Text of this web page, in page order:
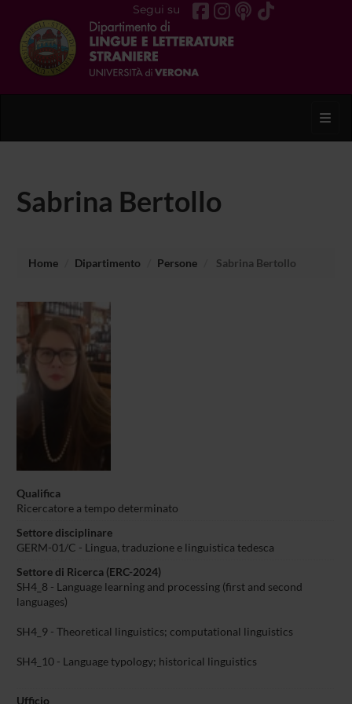
Segui su
Sabrina Bertollo
Home Dipartimento Persone Sabrina Bertollo
Qualifica
Ricercatore a tempo determinato
Settore disciplinare
GERM-01/C - Lingua, traduzione e linguistica tedesca
Settore di Ricerca (ERC-2024)
SH4_8 - Language learning and processing (first and second
languages)
SH4_9 - Theoretical linguistics; computational linguistics
SH4_10 - Language typology; historical linguistics
Ufficio